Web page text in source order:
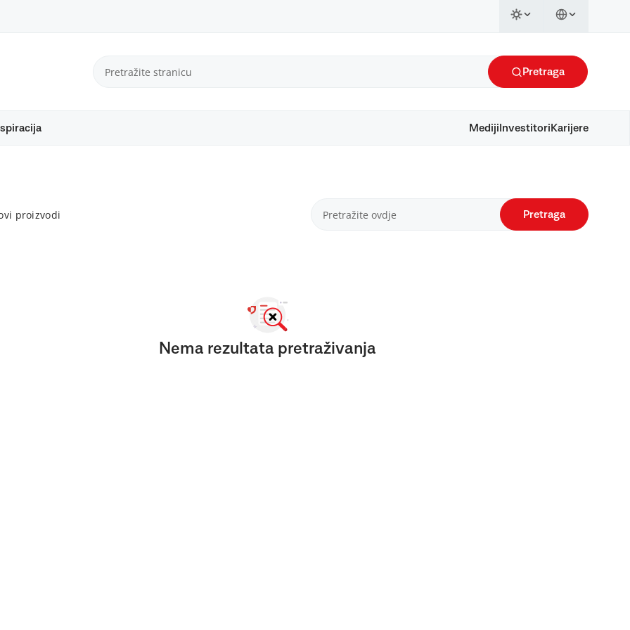
Pretraga
Mediji Investitori Karijere
proizvodi Pretraga
Nema rezultata pretraživanja